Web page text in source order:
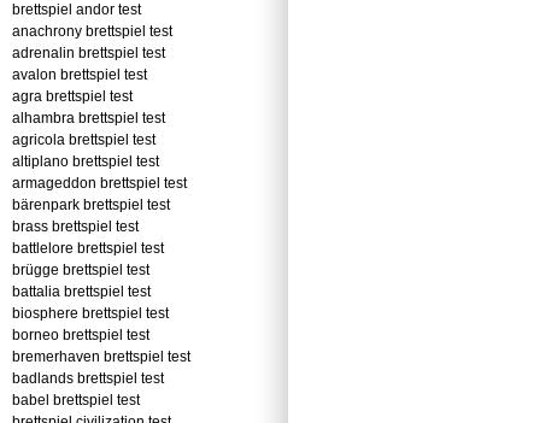
brettspiel andor test
anachrony brettspiel test
adrenalin brettspiel test
avalon brettspiel test
agra brettspiel test
alhambra brettspiel test
agricola brettspiel test
altiplano brettspiel test
armageddon brettspiel test
bärenpark brettspiel test
brass brettspiel test
battlelore brettspiel test
brügge brettspiel test
battalia brettspiel test
biosphere brettspiel test
borneo brettspiel test
bremerhaven brettspiel test
badlands brettspiel test
babel brettspiel test